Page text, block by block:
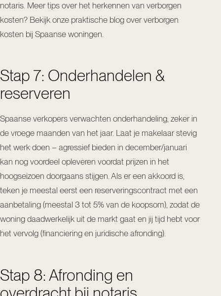
notaris. Meer tips over het herkennen van verborgen
kosten? Bekijk onze praktische blog oververborgen
kosten bij Spaanse woningen.
Stap 7: Onderhandelen &
reserveren
Spaanse verkopers verwachten onderhandeling, zeker in
de vroege maanden van het jaar. Laat je makelaar stevig
het werk doen – agressief bieden in december/januari
kan nog voordeel opleveren voordat prijzen in het
hoogseizoen doorgaans stijgen. Als er een akkoord is,
teken je meestal eerst een reserveringscontract met een
aanbetaling (meestal 3 tot 5% van de koopsom), zodat de
woning daadwerkelijk uit de markt gaat en jij tijd hebt voor
het vervolg (financiering en juridische afronding).
Stap 8: Afronding en